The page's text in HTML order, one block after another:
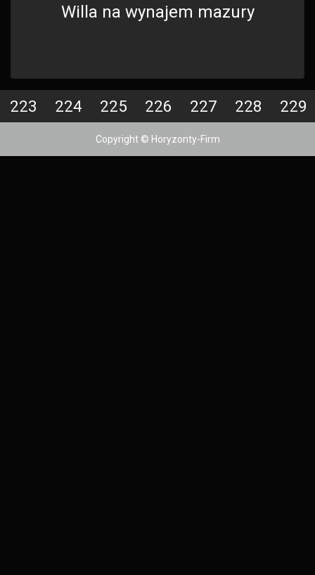
Willa na wynajem mazury
223 224 225 226 227 228 229
Copyright © Horyzonty-Firm